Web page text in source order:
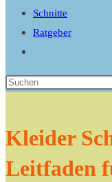
Schnitte
Ratgeber
umschalten
Diese
Kleider
Leitfaden